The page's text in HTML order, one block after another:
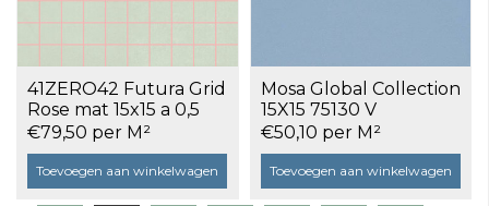
41ZERO42 Futura Grid
Rose mat 15x15 a 0,5
m²
€79,50 per M²
Toevoegen aan winkelwagen
Mosa Global Collection
15X15 75130 V
Sevresblauw a 0,74 m²
€50,10 per M²
Toevoegen aan winkelwagen